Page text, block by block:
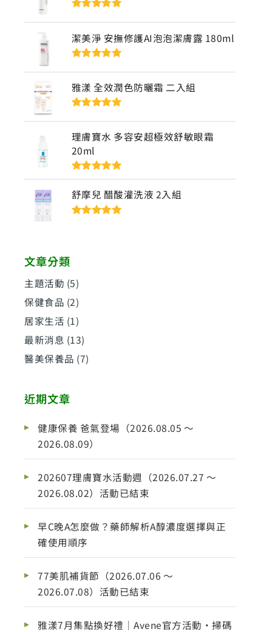
5
潔美淨 安撫修護AI泡泡潔膚露 180ml
5
雅漾 全效潤色防曬霜 二入組
5
理膚寶水 多容安超極效舒敏眼霜
20ml
評分5滿分
5
舒摩兒 醋酸灌洗液 2入組
文章分類
主題活動 (5)
保健食品 (2)
居家生活 (1)
最新消息 (13)
醫美保養品 (7)
近期文章
健康保養 爸氣登場（2026.08.05 ～
2026.08.09）
202607理膚寶水活動週（2026.07.27 ～
2026.08.02）活動已結束
早C晚A怎麼做？藥師解析A醇濃度選擇與正
確使用順序
77美肌補貨節（2026.07.06 ～
2026.07.08）活動已結束
雅漾7月集點換好禮｜Avene官方活動・掃碼